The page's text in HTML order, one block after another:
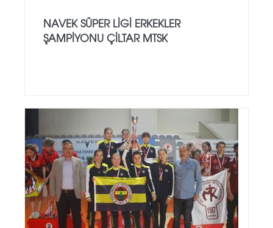
NAVEK SÜPER LİGİ ERKEKLER
ŞAMPİYONU ÇİLTAR MTSK